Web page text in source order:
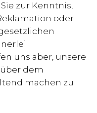
zur Kenntnis,
oder
uns aber, unsere
dem
machen zu